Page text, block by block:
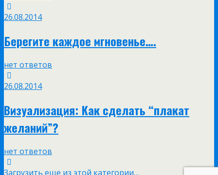
26.08.2014
Берегите каждое мгновенье….
нет ответов
26.08.2014
Визуализация: Как сделать “плакат
желаний”?
нет ответов
Загрузить еще из этой категории…